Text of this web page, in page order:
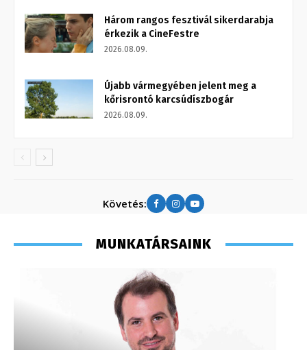
Három rangos fesztivál sikerdarabja
érkezik a CineFestre
2026.08.09.
Újabb vármegyében jelent meg a
kőrisrontó karcsúdíszbogár
2026.08.09.
Követés:
MUNKATÁRSAINK